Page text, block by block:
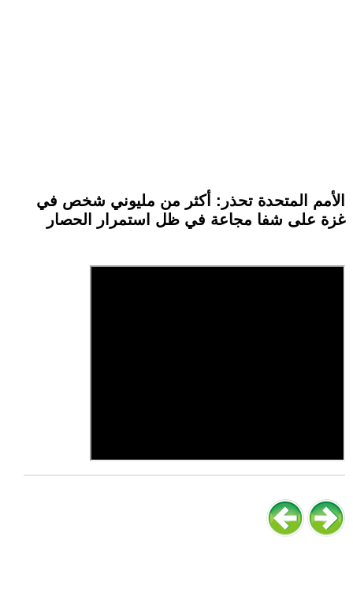
الأمم المتحدة تحذر: أكثر من مليوني شخص في
غزة على شفا مجاعة في ظل استمرار الحصار